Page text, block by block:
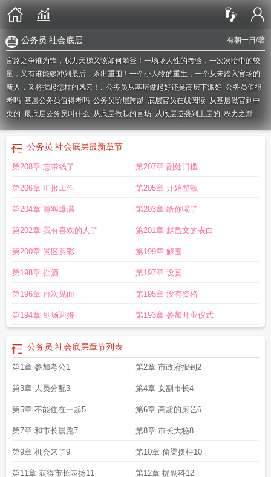
有朝一日 /著
公务员 社会底层
官路之争谁为锋，权力天梯又该如何攀登！一场场人性的考验，一次次暗中的较
量，又有谁能够冲到最后，杀出重围！一个小人物的重生，一个从未踏入官场的
新人，又将搅起怎样的风云！...公务员从基层做起好还是高层下派好 公务员值得
考吗 基层公务员值得考吗 公务员阶层跨越 底层官员在线阅读 从基层做官到中
央的 最底层公务员叫什么 从底层做起的官场 从底层逆袭到上层的 权力之巅从
基层公务员开始从基层登顶的官场官最底层的公务员是什么从底层到顶的官
底层公务员如何上升 公务员 底层
场 从基层到登顶中央的官场
升之路从底层爬到高层的官场 从小公务员一步一步到权力巅峰的
公务员 社会底层最新章节
第208章 忘带钱了 第207章 副处门槛
第206章 汇报工作 第205章 开始整顿
第204章 游客爆满 第203章 给你喝了
第202章 我有喜欢的人了 第201章 赵昌文的表白
第200章 景区剪彩 第199章 解围
第198章 挡酒 第197章 设宴
第196章 再次见面 第195章 没有资格
第194章 到场迎接 第193章 参加开业仪式
公务员 社会底层章节列表
第1章 参加考公1 第2章 市政府报到2
第3章 人员分配3 第4章 女副市长4
第5章 不能住在一起5 第6章 高超的厨艺6
第7章 和市长晨跑7 第8章 市长大秘8
第9章 机会来了9 第10章 偷梁换柱10
第11章 获得市长表扬11 第12章 提副科12